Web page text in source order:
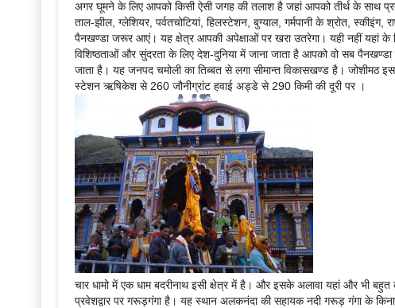
अगर घूमने के लिए आपको किसी ऐसी जगह की तलाश है जहां आपको तीर्थ के साथ
ताल-झील, ग्लेशियर, पर्वतचोटियां, हिलस्टेशन, बुग्याल, गर्मपानी के श्रोत, स्कीइंग,
पैनखण्डा जरूर आएं। यह क्षेत्र आपकी अपेक्षाओं पर खरा उतरेगा। यही नहीं यहां के
विशिष्ठताओं और सुंदरता के लिए देश-दुनिया में जाना जाता है आपको वो सब
जाता है। यह जनपद चमोली का तिब्बत से लगा सीमान्त विकासखण्ड है।
स्टेशन ऋषिकेश से 260 जौनीग्रांट हवाई अड्डे से 290 किमी की दूरी पर ।
चार धामो में एक धाम बदरीनाथ इसी क्षेत्र में है। और इसके अलावा यहां और भी
प्रवेशद्वार पर गरूड़गंगा है। यह स्थान अलकनंदा की सहायक नदी गरूड़ गंगा के